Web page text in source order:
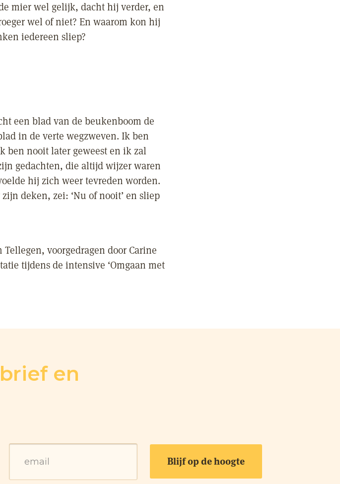
mier wel gelijk, dacht hij verder, en
wel of niet? En waarom kon hij
iedereen sliep?
een blad van de beukenboom de
in de verte wegzweven. Ik ben
ben nooit later geweest en ik zal
gedachten, die altijd wijzer waren
hij zich weer tevreden worden.
deken, zei: ‘Nu of nooit’ en sliep
voorgedragen door Carine
tijdens de intensive ‘Omgaan met
en